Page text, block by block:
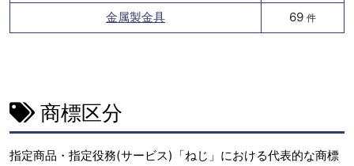
金属製金具 69 件
商標区分
指定商品・指定役務(サービス)「ねじ」における代表的な商標